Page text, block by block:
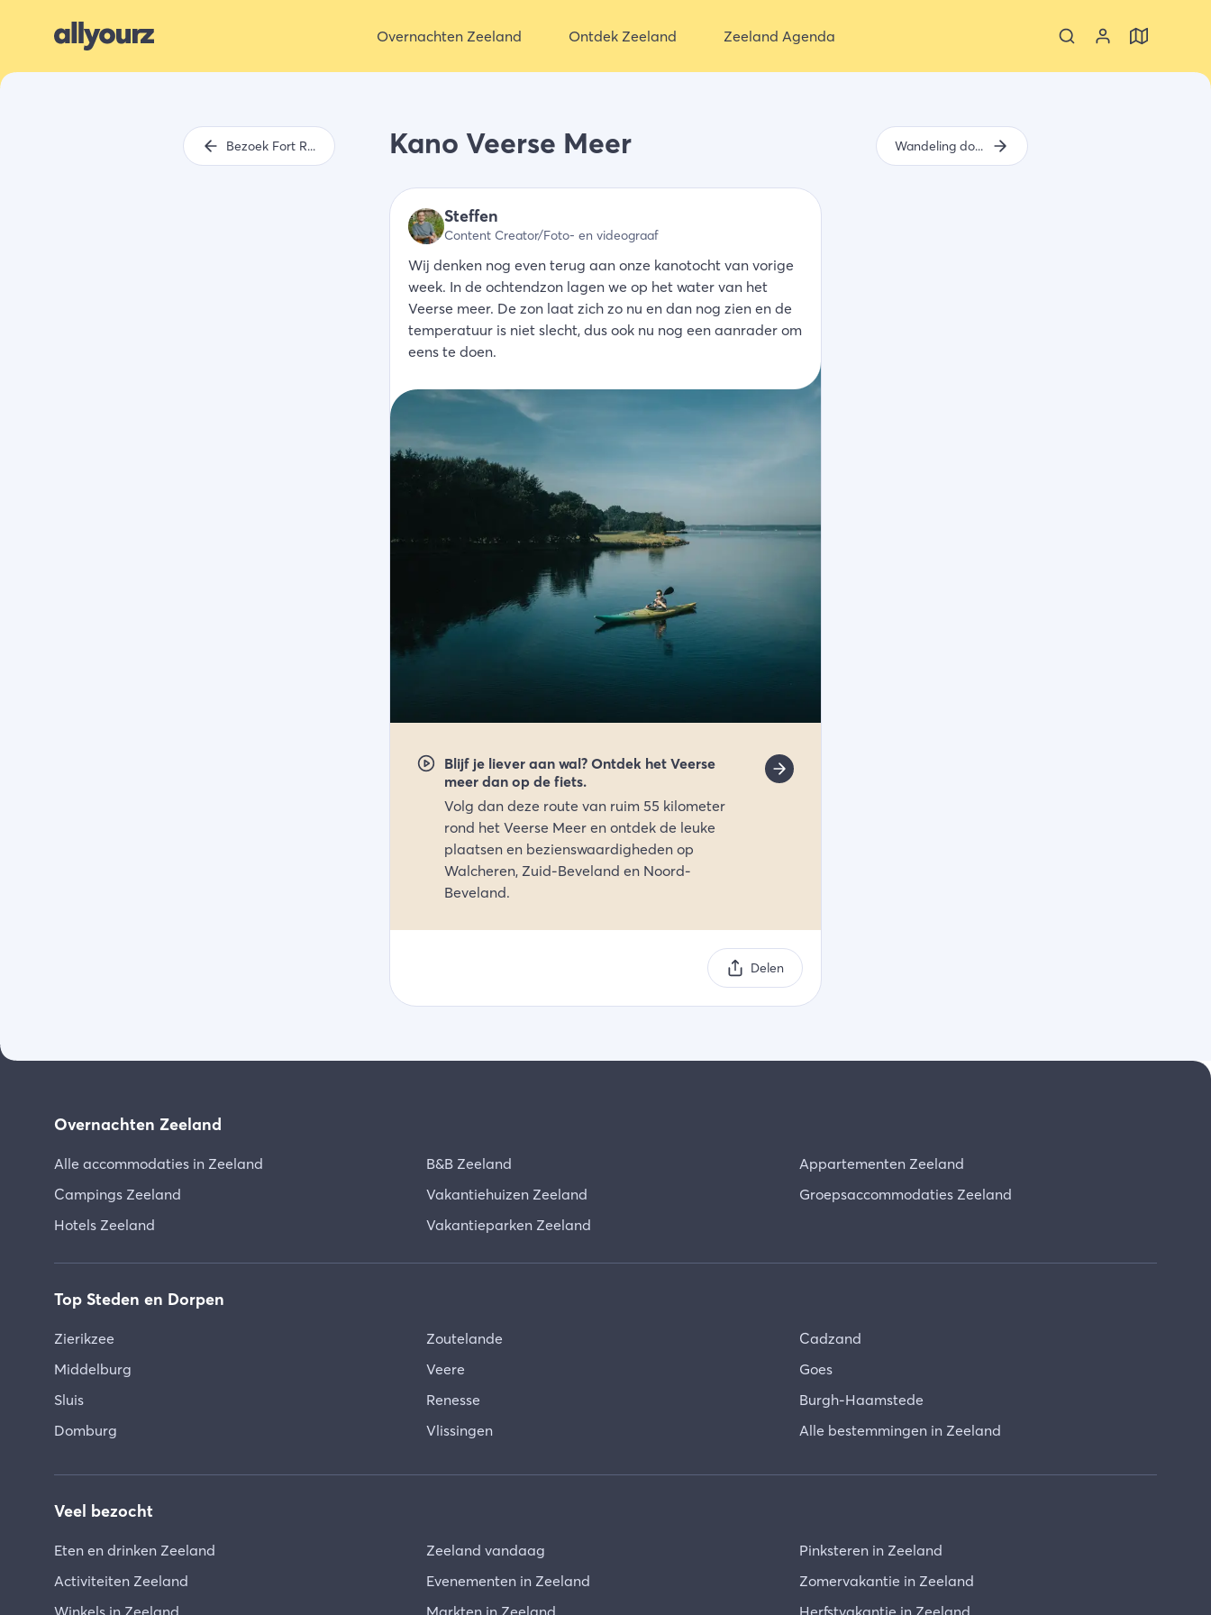
Overnachten Zeeland Ontdek Zeeland Zeeland Agenda
Bezoek Fort Rammekens Kano Veerse Meer
Steffen
Content Creator/Foto- en videograaf
Wij denken nog even terug aan onze kanotocht van vorige
week. In de ochtendzon lagen we op het water van het
Veerse meer. De zon laat zich zo nu en dan nog zien en de
temperatuur is niet slecht, dus ook nu nog een aanrader om
eens te doen.
Blijf je liever aan wal? Ontdek het Veerse
meer dan op de fiets.
Volg dan deze route van ruim 55 kilometer
rond het Veerse Meer en ontdek de leuke
plaatsen en bezienswaardigheden op
Walcheren, Zuid-Beveland en Noord-
Beveland.
Delen
Wandeling door het zwin
Overnachten Zeeland
Alle accommodaties in Zeeland
Campings Zeeland
Hotels Zeeland
B&B Zeeland
Vakantiehuizen Zeeland
Vakantieparken Zeeland
Appartementen Zeeland
Groepsaccommodaties Zeeland
Top Steden en Dorpen
Zierikzee
Middelburg
Sluis
Domburg
Zoutelande
Veere
Renesse
Vlissingen
Cadzand
Goes
Burgh-Haamstede
Alle bestemmingen in Zeeland
Veel bezocht
Eten en drinken Zeeland
Activiteiten Zeeland
Winkels in Zeeland
Zeeland vandaag
Evenementen in Zeeland
Markten in Zeeland
Pinksteren in Zeeland
Zomervakantie in Zeeland
Herfstvakantie in Zeeland